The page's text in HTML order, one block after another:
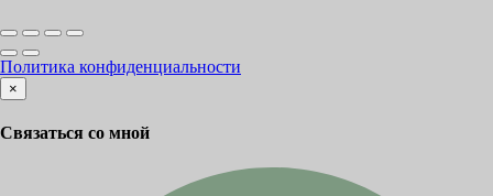
Политика конфиденциальности
×
Связаться со мной